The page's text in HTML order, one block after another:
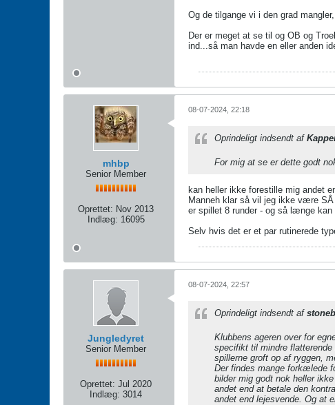
Og de tilgange vi i den grad
Der er meget at se til og OB og
ind...så man havde en eller anden
mhbp
Senior Member
Oprettet: Nov 2013
Indlæg: 16095
08-07-2024, 22:18
Oprindeligt indsendt af
For mig at se er dette godt
kan heller ikke forestille mig andet
Manneh klar så vil jeg ikke være
er spillet 8 runder - og så længe kan
Selv hvis det er et par rutinerede
Jungledyret
Senior Member
Oprettet: Jul 2020
Indlæg: 3014
08-07-2024, 22:57
Oprindeligt indsendt af
Klubbens ageren over for
specifikt til mindre
spillerne groft op af ryggen,
Der findes mange forkælede
bilder mig godt nok heller
andet end at betale den
andet end lejesvende. Og at